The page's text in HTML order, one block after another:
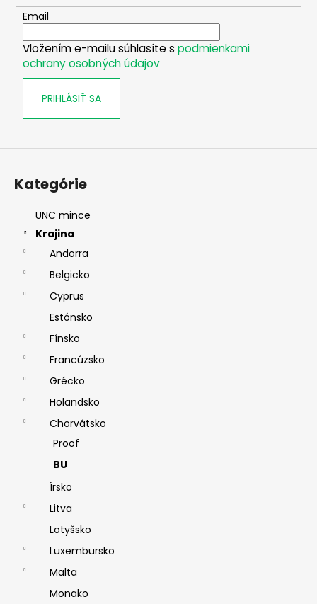
Email
Vložením e-mailu súhlasíte s podmienkami
ochrany osobných údajov
PRIHLÁSIŤ SA
Kategórie
UNC mince
Krajina
Andorra
Belgicko
Cyprus
Estónsko
Fínsko
Francúzsko
Grécko
Holandsko
Chorvátsko
Proof
BU
Írsko
Litva
Lotyšsko
Luxembursko
Malta
Monako